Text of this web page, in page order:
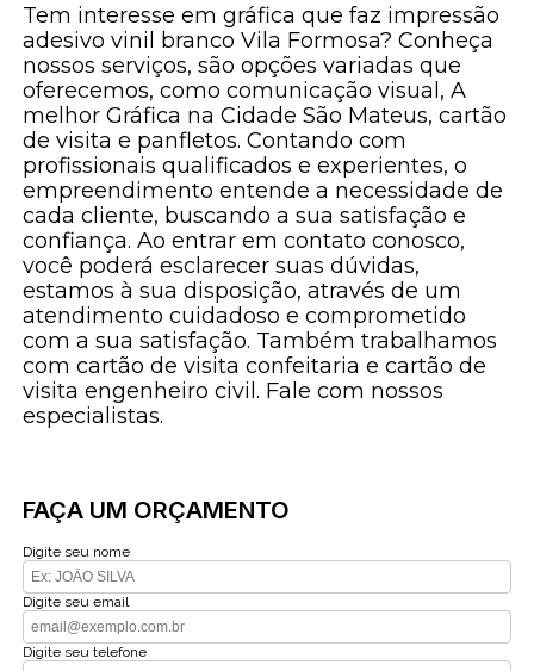
Tem interesse em gráfica que faz impressão
adesivo vinil branco Vila Formosa? Conheça
nossos serviços, são opções variadas que
oferecemos, como comunicação visual, A
melhor Gráfica na Cidade São Mateus, cartão
de visita e panfletos. Contando com
profissionais qualificados e experientes, o
empreendimento entende a necessidade de
cada cliente, buscando a sua satisfação e
confiança. Ao entrar em contato conosco,
você poderá esclarecer suas dúvidas,
estamos à sua disposição, através de um
atendimento cuidadoso e comprometido
com a sua satisfação. Também trabalhamos
com cartão de visita confeitaria e cartão de
visita engenheiro civil. Fale com nossos
especialistas.
FAÇA UM ORÇAMENTO
Digite seu nome
Digite seu email
Digite seu telefone